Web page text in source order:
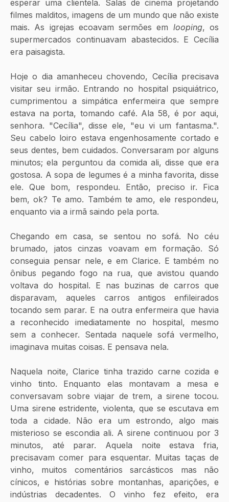
esperar uma clientela. Salas de cinema projetando
filmes malditos, imagens de um mundo que não existe
mais. As igrejas ecoavam sermões em looping, os
supermercados continuavam abastecidos. E Cecília
era paisagista.
Hoje o dia amanheceu chovendo, Cecília precisava
visitar seu irmão. Entrando no hospital psiquiátrico,
cumprimentou a simpática enfermeira que sempre
estava na porta, tomando café. Ala 58, é por aqui,
senhora. "Cecília", disse ele, "eu vi um fantasma.".
Seu cabelo loiro estava engenhosamente cortado e
seus dentes, bem cuidados. Conversaram por alguns
minutos; ela perguntou da comida ali, disse que era
gostosa. A sopa de legumes é a minha favorita, disse
ele. Que bom, respondeu. Então, preciso ir. Fica
bem, ok? Te amo. Também te amo, ele respondeu,
enquanto via a irmã saindo pela porta.
Chegando em casa, se sentou no sofá. No céu
brumado, jatos cinzas voavam em formação. Só
conseguia pensar nele, e em Clarice. E também no
ônibus pegando fogo na rua, que avistou quando
voltava do hospital. E nas buzinas de carros que
disparavam, aqueles carros antigos enfileirados
tocando sem parar. E na outra enfermeira que havia
a reconhecido imediatamente no hospital, mesmo
sem a conhecer. Sentada naquele sofá vermelho,
imaginava muitas coisas. E pensava nela.
Naquela noite, Clarice tinha trazido carne cozida e
vinho tinto. Enquanto elas montavam a mesa e
conversavam sobre viajar de trem, a sirene tocou.
Uma sirene estridente, violenta, que se escutava em
toda a cidade. Não era um estrondo, algo mais
misterioso se escondia ali. A sirene continuou por 3
minutos, até parar. Aquela noite estava fria,
precisavam comer para esquentar. Muitas taças de
vinho, muitos comentários sarcásticos mas não
cínicos, e histórias sobre montanhas, aparições, e
indústrias decadentes. O vinho fez efeito, era